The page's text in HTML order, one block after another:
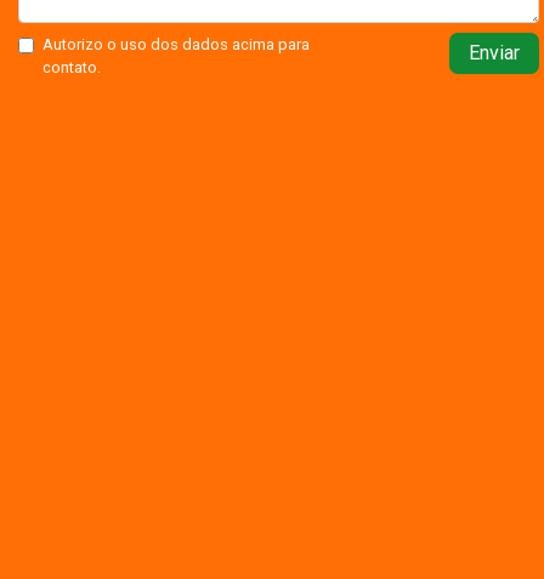
Autorizo o uso dos dados acima para
contato.
Enviar